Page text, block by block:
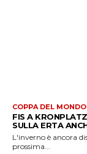
COPPA DEL MONDO
FIS A
SULLA ERTA
L'inverno è ancora
prossima...